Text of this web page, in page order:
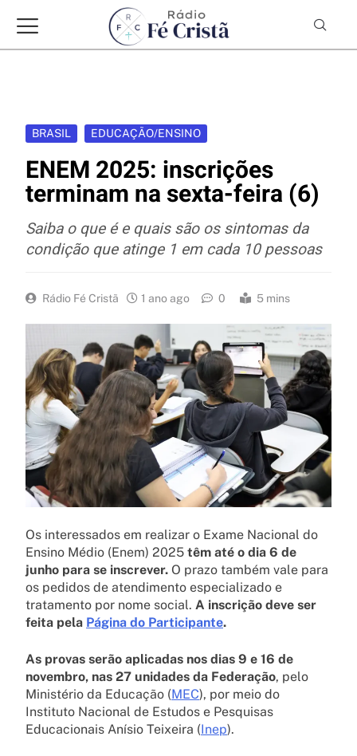
BRASIL EDUCAÇÃO/ENSINO
ENEM 2025: inscrições
terminam na sexta-feira (6)
Saiba o que é e quais são os sintomas da
condição que atinge 1 em cada 10 pessoas
Rádio Fé Cristã 1 ano ago 0 5 mins
Os interessados em realizar o Exame Nacional do
Ensino Médio (Enem) 2025 têm até o dia 6 de
junho para se inscrever. O prazo também vale para
os pedidos de atendimento especializado e
tratamento por nome social. A inscrição deve ser
feita pela Página do Participante.
As provas serão aplicadas nos dias 9 e 16 de
novembro, nas 27 unidades da Federação, pelo
Ministério da Educação (MEC), por meio do
Instituto Nacional de Estudos e Pesquisas
Educacionais Anísio Teixeira (Inep).